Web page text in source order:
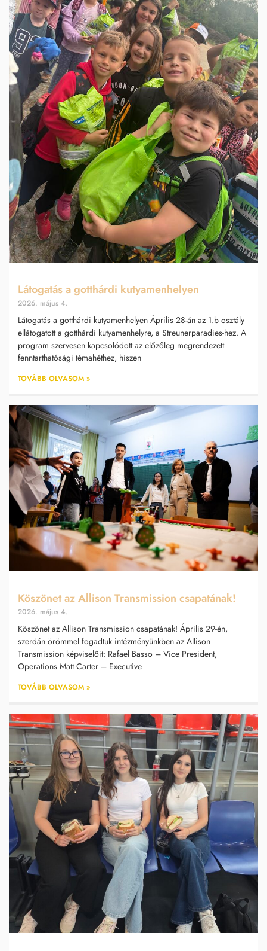
Látogatás a gotthárdi kutyamenhelyen
2026. május 4.
Látogatás a gotthárdi kutyamenhelyen Április 28-án az 1.b osztály
ellátogatott a gotthárdi kutyamenhelyre, a Streunerparadies-hez. A
program szervesen kapcsolódott az előzőleg megrendezett
fenntarthatósági témahéthez, hiszen
TOVÁBB OLVASOM »
Köszönet az Allison Transmission csapatának!
2026. május 4.
Köszönet az Allison Transmission csapatának! Április 29-én,
szerdán örömmel fogadtuk intézményünkben az Allison
Transmission képviselőit: Rafael Basso – Vice President,
Operations Matt Carter – Executive
TOVÁBB OLVASOM »